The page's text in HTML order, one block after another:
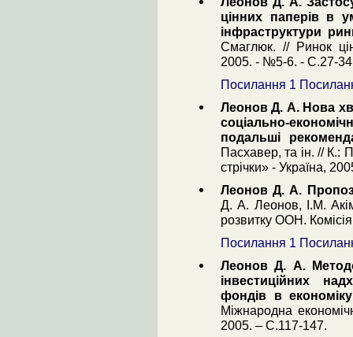
цінних паперів в
інфраструктури
Смаглюк. // Ринок
2005. - №5-6. - С.27-
Посилання 1
Леонов Д. А. Нова
соціально-
подальші
Пасхавер, та ін. // К.:
стрічки» - Україна,
Леонов Д. А.
Д. А. Леонов, І.М.
розвитку ООН.
Посилання 1
Леонов Д. А.
інвестиційних
фондів в
Міжнародна
2005. – С.117-147.